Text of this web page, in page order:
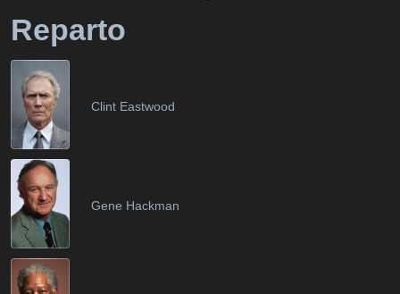
Reparto
Clint Eastwood
Gene Hackman